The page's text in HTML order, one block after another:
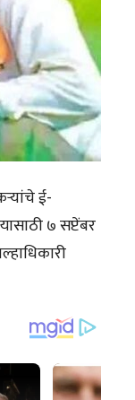
ई-
७ सप्टेंबर